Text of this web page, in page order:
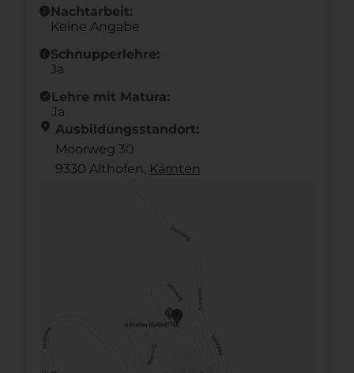
infoNachtarbeit:
Keine Angabe
infoSchnupperlehre:
Ja
new_releasesLehre mit Matura:
Ja
location_on Ausbildungsstandort:
Moorweg 30
9330 Althofen, Kärnten